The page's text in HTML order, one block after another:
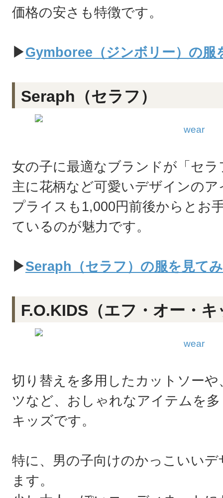
価格の安さも特徴です。
▶Gymboree（ジンボリー）の服
Seraph（セラフ）
wear
女の子に最適なブランドが「セラ
主に花柄など可愛いデザインの
プライスも1,000円前後からとお
ているのが魅力です。
▶Seraph（セラフ）の服を見て
F.O.KIDS（エフ・オー・キ
wear
切り替えを多用したカットソー
ツなど、おしゃれなアイテムを
キッズです。
特に、男の子向けのかっこいい
ます。